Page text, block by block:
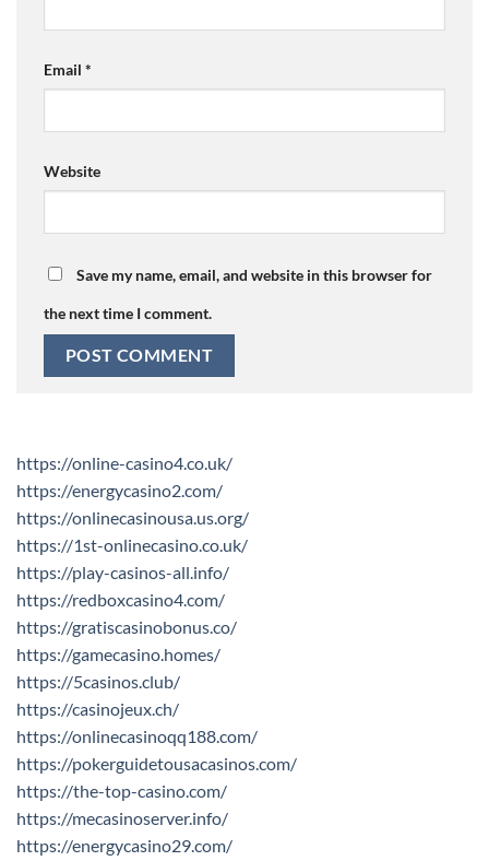
Email *
Website
Save my name, email, and website in this browser for
the next time I comment.
https://online-casino4.co.uk/
https://energycasino2.com/
https://onlinecasinousa.us.org/
https://1st-onlinecasino.co.uk/
https://play-casinos-all.info/
https://redboxcasino4.com/
https://gratiscasinobonus.co/
https://gamecasino.homes/
https://5casinos.club/
https://casinojeux.ch/
https://onlinecasinoqq188.com/
https://pokerguidetousacasinos.com/
https://the-top-casino.com/
https://mecasinoserver.info/
https://energycasino29.com/